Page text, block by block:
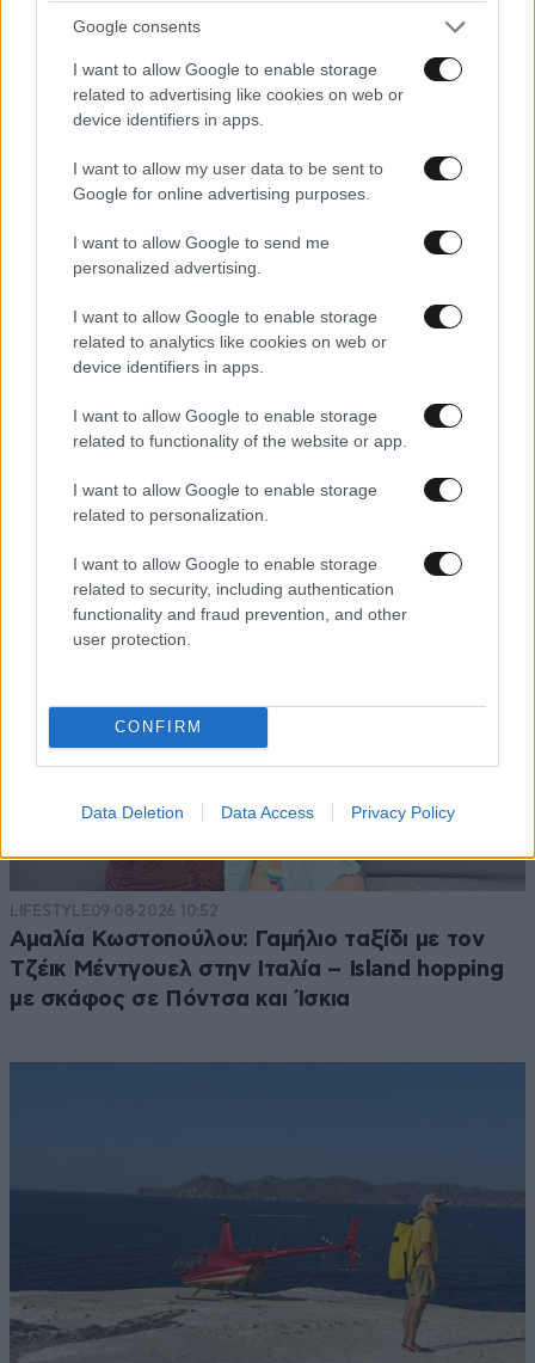
Google consents
I want to allow Google to enable storage
related to advertising like cookies on web or
device identifiers in apps.
I want to allow my user data to be sent to
Google for online advertising purposes.
I want to allow Google to send me
personalized advertising.
I want to allow Google to enable storage
related to analytics like cookies on web or
device identifiers in apps.
I want to allow Google to enable storage
related to functionality of the website or app.
I want to allow Google to enable storage
related to personalization.
I want to allow Google to enable storage
related to security, including authentication
functionality and fraud prevention, and other
user protection.
CONFIRM
Data Deletion Data Access Privacy Policy
ιδανικό πρόγραμμα καθώς μεγαλώνετε
09·08·2026 07:44
που φέρεται να βρίσκεται πίσω του – Τι ορίζει ο
όρος Greek Mafia
LIFESTYLE09·08·2026 10:52
Αμαλία Κωστοπούλου: Γαμήλιο ταξίδι με τον
Τζέικ Μέντγουελ στην Ιταλία – Island hopping
με σκάφος σε Πόντσα και Ίσκια